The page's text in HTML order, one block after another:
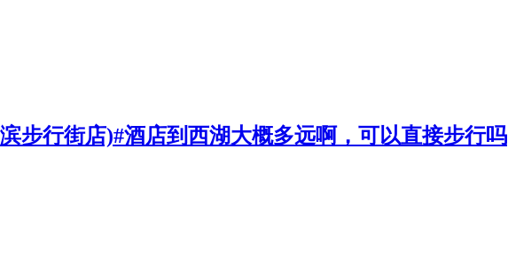
步行街店)#酒店到西湖大概多远啊，可以直接步行吗